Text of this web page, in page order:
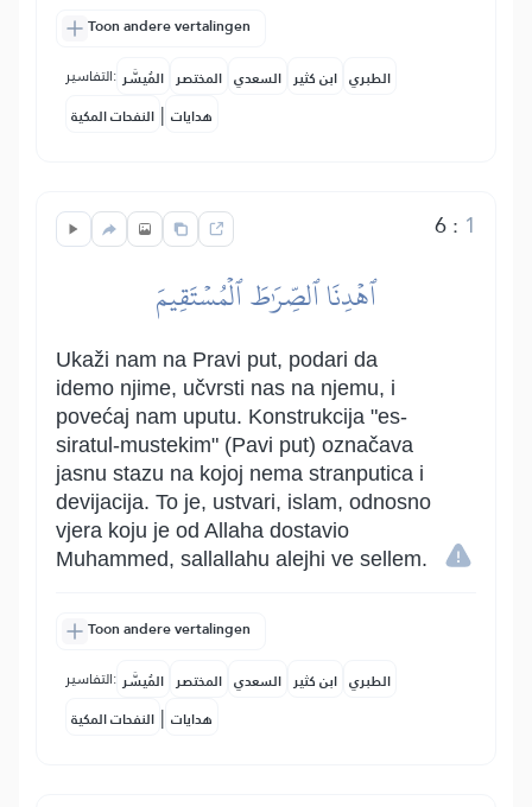
Toon andere vertalingen
التفاسير: المُيسَّر المختصر السعدي ابن كثير الطبري
النفحات المكية | هدايات
6: 1
ٱهۡدِنَا ٱلصِّرَٰطَ ٱلۡمُسۡتَقِيمَ
Ukaži nam na Pravi put, podari da
idemo njime, učvrsti nas na njemu, i
povećaj nam uputu. Konstrukcija "es-
siratul-mustekim" (Pavi put) označava
jasnu stazu na kojoj nema stranputica i
devijacija. To je, ustvari, islam, odnosno
vjera koju je od Allaha dostavio
Muhammed, sallallahu alejhi ve sellem.
Toon andere vertalingen
التفاسير: المُيسَّر المختصر السعدي ابن كثير الطبري
النفحات المكية | هدايات